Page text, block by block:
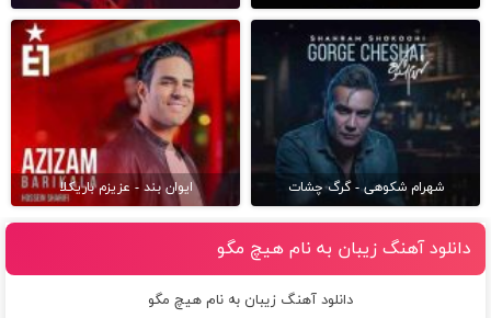
شهرام شکوهی - گرگ چشات ایوان بند - عزیزم باریکلا
دانلود آهنگ زیبان به نام هیچ مگو
دانلود آهنگ زیبان به نام هیچ مگو